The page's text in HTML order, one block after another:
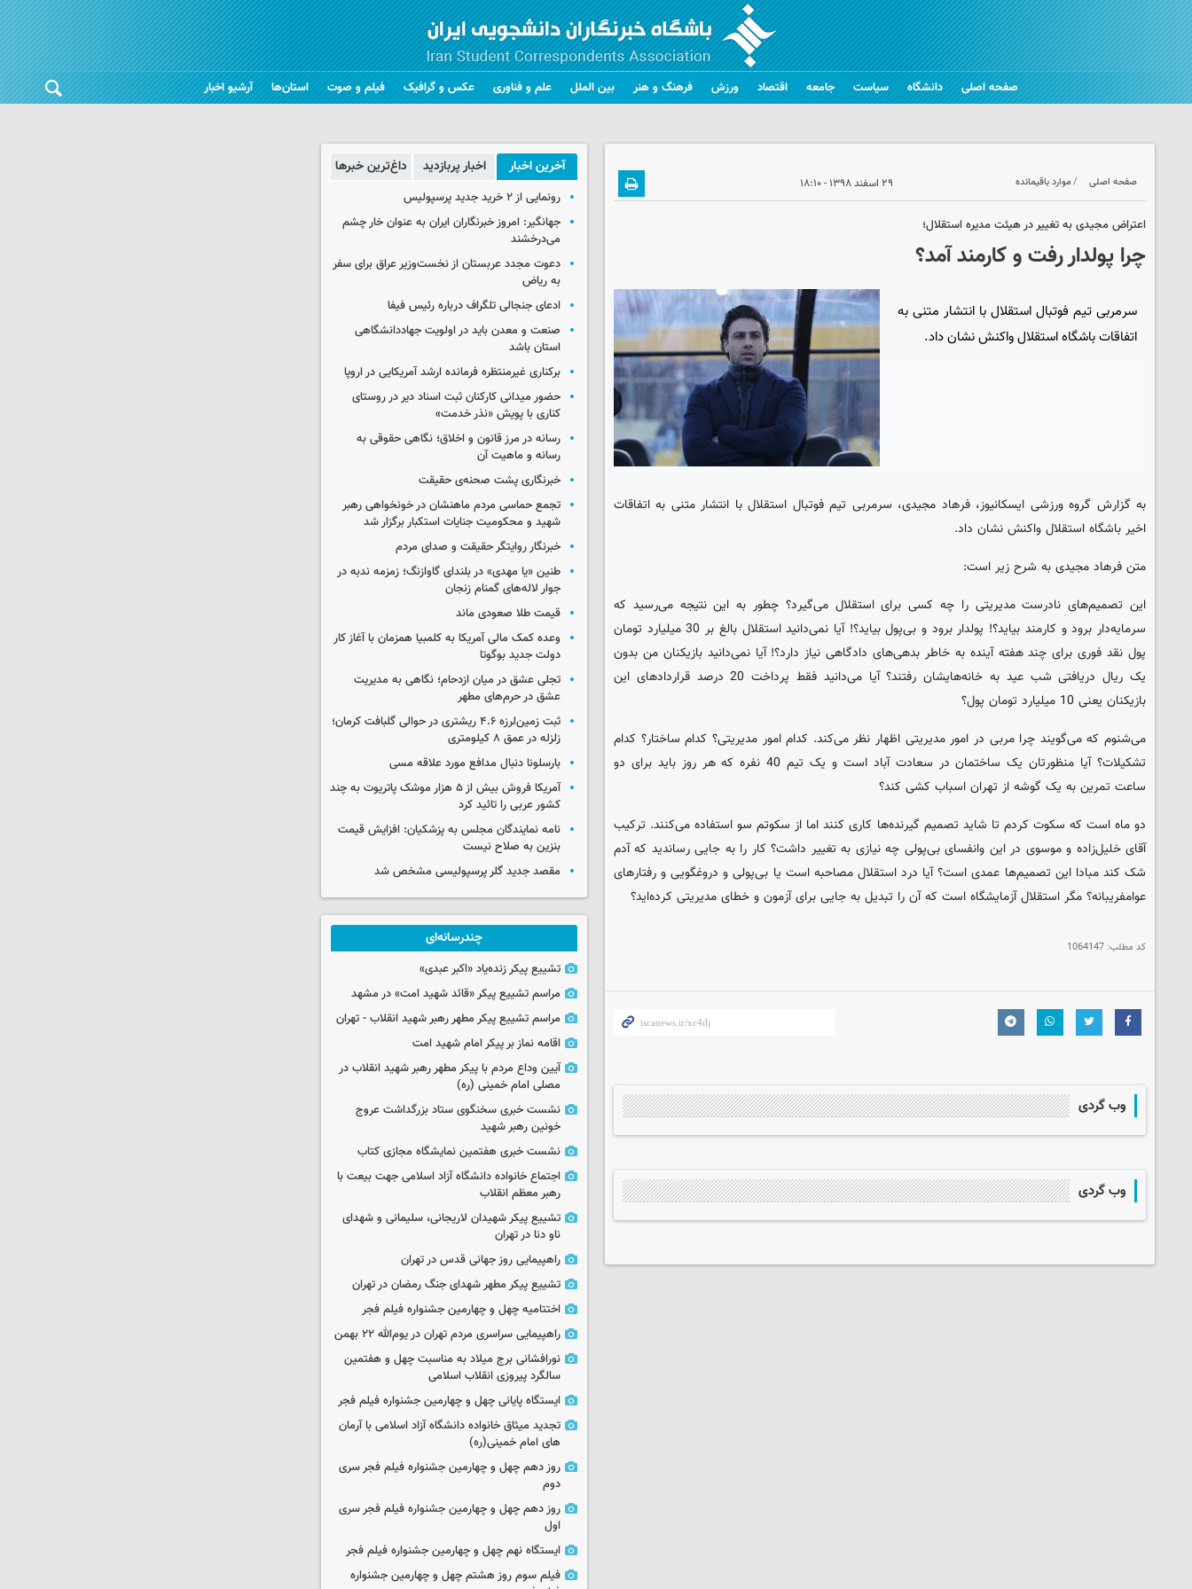
صفحه اصلی دانشگاه سیاست جامعه اقتصاد ورزش فرهنگ و هنر بین الملل علم و فناوری عکس و گرافیک فیلم و صوت استان‌ها آرشیو اخبار
صفحه اصلی موارد باقیمانده ۲۹ اسفند ۱۳۹۸ - ۱۸:۱۰
اعتراض مجیدی به تغییر در هیئت مدیره استقلال؛
چرا پولدار رفت و کارمند آمد؟
سرمربی تیم فوتبال استقلال با انتشار متنی به
اتفاقات باشگاه استقلال واکنش نشان داد.
به گزارش گروه ورزشی ایسکانیوز، فرهاد مجیدی، سرمربی تیم فوتبال استقلال با انتشار متنی به اتفاقات
اخیر باشگاه استقلال واکنش نشان داد.
متن فرهاد مجیدی به شرح زیر است:
این تصمیم‌های نادرست مدیریتی را چه کسی برای استقلال می‌گیرد؟ چطور به این نتیجه می‌رسید که
سرمایه‌دار برود و کارمند بیاید؟! پولدار برود و بی‌پول بیاید؟! آیا نمی‌دانید استقلال بالغ بر 30 میلیارد تومان
پول نقد فوری برای چند هفته آینده به خاطر بدهی‌های دادگاهی نیاز دارد؟! آیا نمی‌دانید بازیکنان من بدون
یک ریال دریافتی شب‌ عید به خانه‌هایشان رفتند؟ آیا می‌دانید فقط پرداخت 20 درصد قراردادهای این
بازیکنان یعنی 10 میلیارد تومان پول؟
می‌شنوم که می‌گویند چرا مربی در امور مدیریتی اظهار نظر می‌کند. کدام امور مدیریتی؟ کدام ساختار؟ کدام
تشکیلات؟ آیا منظورتان یک ساختمان در سعادت آباد است و یک تیم 40 نفره که هر روز باید برای دو
ساعت تمرین به یک گوشه از تهران اسباب کشی ‌‌کند؟
دو ماه است که سکوت کردم تا شاید تصمیم گیرنده‌ها کاری کنند اما از سکوتم سو استفاده می‌کنند. ترکیب
آقای خلیل‌زاده و موسوی در این وانفسای بی‌پولی چه نیازی به تغییر داشت؟ کار را به جایی رساندید که آدم
شک کند مبادا این تصمیم‌ها عمدی است؟ آیا درد استقلال مصاحبه است یا بی‌پولی و دروغگویی و رفتارهای
عوامفریبانه؟ مگر استقلال آزمایشگاه است که آن را تبدیل به جایی برای آزمون و خطای مدیریتی کرده‌اید؟
کد مطلب: 1064147
وب گردی
وب گردی
آخرین اخبار اخبار پربازدید داغ‌ترین خبرها
رونمایی از ۲ خرید جدید پرسپولیس
جهانگیر: امروز خبرنگاران ایران به عنوان خار چشم
می‌درخشند
دعوت مجدد عربستان از نخست‌وزیر عراق برای سفر
به ریاض
ادعای جنجالی تلگراف درباره رئیس فیفا
صنعت و معدن باید در اولویت جهاددانشگاهی
استان باشد
برکناری غیرمنتظره فرمانده ارشد آمریکایی در اروپا
حضور میدانی کارکنان ثبت اسناد دیر در روستای
کناری با پویش «نذر خدمت»
رسانه در مرز قانون و اخلاق؛ نگاهی حقوقی به
رسانه و ماهیت آن
خبرنگاری پشت صحنه‌ی حقیقت
تجمع حماسی مردم ماهنشان در خونخواهی رهبر
شهید و محکومیت جنایات استکبار برگزار شد
خبرنگار روایتگر حقیقت و صدای مردم
طنین «یا مهدی» در بلندای گاوازنگ؛ زمزمه ندبه در
جوار لاله‌های گمنام زنجان
قیمت طلا صعودی ماند
وعده کمک مالی آمریکا به کلمبیا همزمان با آغاز کار
دولت جدید بوگوتا
تجلی عشق در میان ازدحام؛ نگاهی به مدیریت
عشق در حرم‌های مطهر
ثبت زمین‌لرزه ۴.۶ ریشتری در حوالی گلبافت کرمان؛
زلزله در عمق ۸ کیلومتری
بارسلونا دنبال مدافع مورد علاقه مسی
آمریکا فروش بیش از ۵ هزار موشک پاتریوت به چند
کشور عربی را تائید کرد
نامه نمایندگان مجلس به پزشکیان: افزایش قیمت
بنزین به صلاح نیست
مقصد جدید گلر پرسپولیسی مشخص شد
چندرسانه‌ای
تشییع پیکر زنده‌یاد «اکبر عبدی»
مراسم تشییع پیکر «قائد شهید امت» در مشهد
مراسم تشییع پیکر مطهر رهبر شهید انقلاب - تهران
اقامه نماز بر پیکر امام شهید امت
آیین وداع مردم با پیکر مطهر رهبر شهید انقلاب در
مصلی امام خمینی (ره)
نشست خبری سخنگوی ستاد بزرگداشت عروج
خونین رهبر شهید
نشست خبری هفتمین نمایشگاه مجازی کتاب
اجتماع خانواده دانشگاه آزاد اسلامی جهت بیعت با
رهبر معظم انقلاب
تشییع پیکر شهیدان لاریجانی، سلیمانی و شهدای
ناو دنا در تهران
راهپیمایی روز جهانی قدس در تهران
تشییع پیکر مطهر شهدای جنگ رمضان در تهران
اختتامیه چهل و چهارمین جشنواره فیلم فجر
راهپیمایی سراسری مردم تهران در یوم‌الله ۲۲ بهمن
نورافشانی برج میلاد به مناسبت چهل‌ و هفتمین
سالگرد پیروزی انقلاب اسلامی
ایستگاه پایانی چهل و چهارمین جشنواره فیلم فجر
تجدید میثاق خانواده دانشگاه آزاد اسلامی با آرمان
های امام خمینی(ره)
روز دهم چهل و چهارمین جشنواره فیلم فجر سری
دوم
روز دهم چهل و چهارمین جشنواره فیلم فجر سری
اول
ایستگاه نهم چهل و چهارمین جشنواره فیلم فجر
فیلم سوم روز هشتم چهل و چهارمین جشنواره